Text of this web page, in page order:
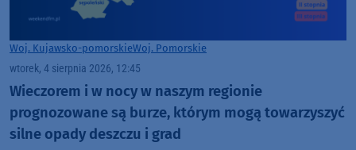
Woj. Kujawsko-pomorskieWoj. Pomorskie
wtorek, 4 sierpnia 2026, 12:45
Wieczorem i w nocy w naszym regionie
prognozowane są burze, którym mogą towarzyszyć
silne opady deszczu i grad